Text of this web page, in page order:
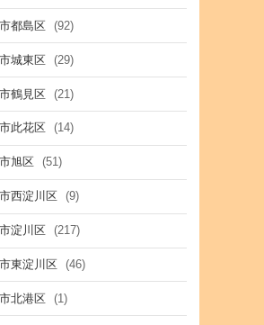
都島区 (92)
城東区 (29)
鶴見区 (21)
此花区 (14)
旭区 (51)
西淀川区 (9)
淀川区 (217)
東淀川区 (46)
北港区 (1)